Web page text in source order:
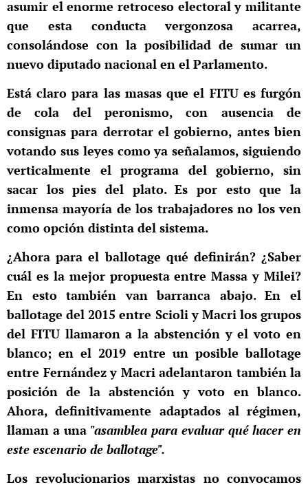
asumir el enorme retroceso electoral y militante
que esta conducta vergonzosa acarrea,
consolándose con la posibilidad de sumar un
nuevo diputado nacional en el Parlamento.
Está claro para las masas que el FITU es furgón
de cola del peronismo, con ausencia de
consignas para derrotar el gobierno, antes bien
votando sus leyes como ya señalamos, siguiendo
verticalmente el programa del gobierno, sin
sacar los pies del plato. Es por esto que la
inmensa mayoría de los trabajadores no los ven
como opción distinta del sistema.
¿Ahora para el ballotage qué definirán? ¿Saber
cuál es la mejor propuesta entre Massa y Milei?
En esto también van barranca abajo. En el
ballotage del 2015 entre Scioli y Macri los grupos
del FITU llamaron a la abstención y el voto en
blanco; en el 2019 entre un posible ballotage
entre Fernández y Macri adelantaron también la
posición de la abstención y voto en blanco.
Ahora, definitivamente adaptados al régimen,
llaman a una "asamblea para evaluar qué hacer en
este escenario de ballotage".
Los revolucionarios marxistas no convocamos